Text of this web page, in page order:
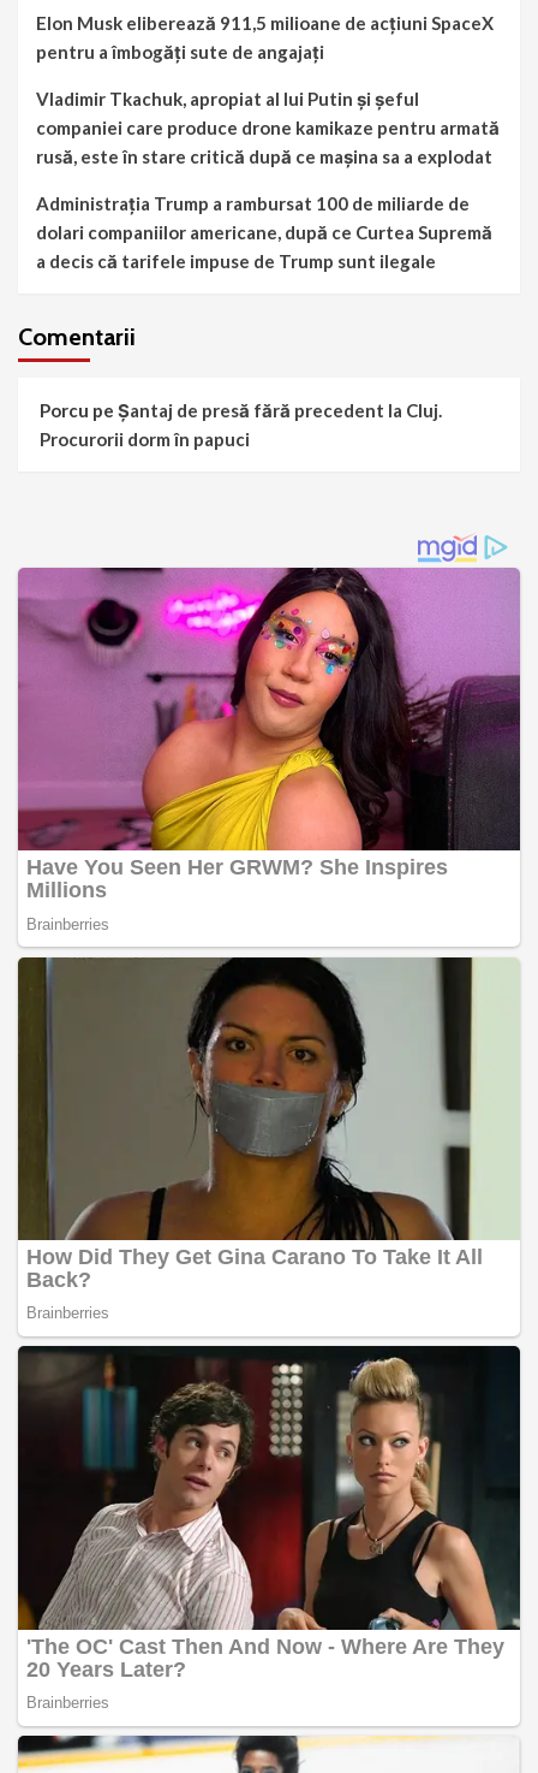
Elon Musk eliberează 911,5 milioane de acțiuni SpaceX
pentru a îmbogăți sute de angajați
Vladimir Tkachuk, apropiat al lui Putin și șeful
companiei care produce drone kamikaze pentru armată
rusă, este în stare critică după ce mașina sa a explodat
Administrația Trump a rambursat 100 de miliarde de
dolari companiilor americane, după ce Curtea Supremă
a decis că tarifele impuse de Trump sunt ilegale
Comentarii
Porcu pe Șantaj de presă fără precedent la Cluj.
Procurorii dorm în papuci